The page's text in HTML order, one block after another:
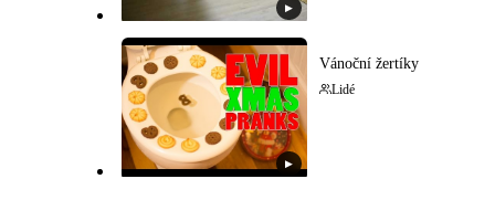
▶
▶
Vánoční žertíky
Lidé